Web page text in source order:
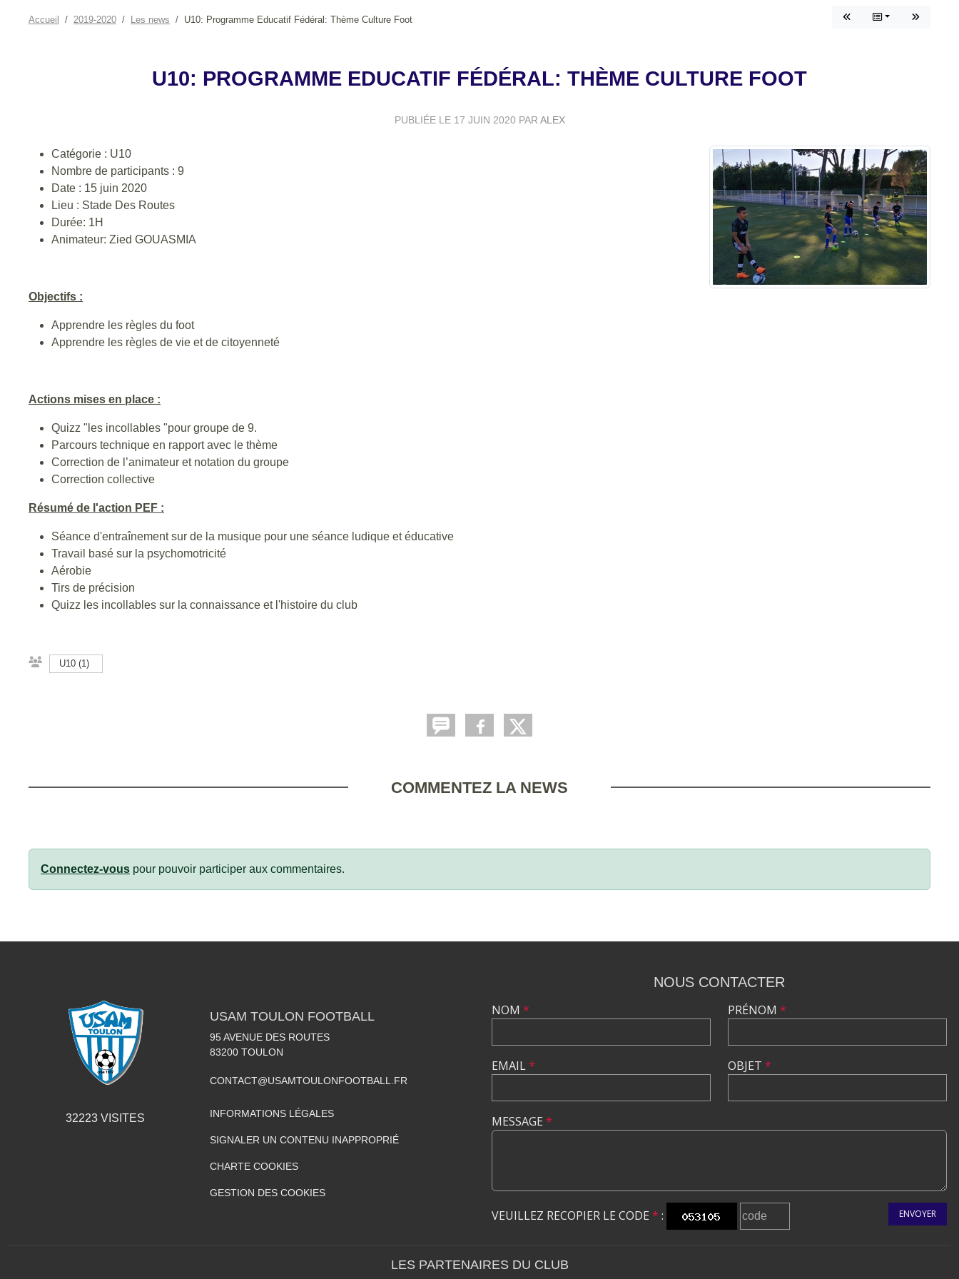
Accueil 2019-2020 Les news U10: Programme Educatif Fédéral: Thème Culture Foot
U10: PROGRAMME EDUCATIF FÉDÉRAL: THÈME CULTURE FOOT
PUBLIÉE LE 17 JUIN 2020 PAR ALEX
Catégorie : U10
Nombre de participants : 9
Date : 15 juin 2020
Lieu : Stade Des Routes
Durée: 1H
Animateur: Zied GOUASMIA
Objectifs :
Apprendre les règles du foot
Apprendre les règles de vie et de citoyenneté
Actions mises en place :
Quizz "les incollables "pour groupe de 9.
Parcours technique en rapport avec le thème
Correction de l’animateur et notation du groupe
Correction collective
Résumé de l'action PEF :
Séance d'entraînement sur de la musique pour une séance ludique et éducative
Travail basé sur la psychomotricité
Aérobie
Tirs de précision
Quizz les incollables sur la connaissance et l'histoire du club
U10 (1)
COMMENTEZ LA NEWS
Connectez-vous pour pouvoir participer aux commentaires.
32223VISITES
USAM TOULON FOOTBALL
95 AVENUE DES ROUTES
83200 TOULON
CONTACT@USAMTOULONFOOTBALL.FR
INFORMATIONS LÉGALES
SIGNALER UN CONTENU INAPPROPRIÉ
CHARTE COOKIES
GESTION DES COOKIES
NOUS CONTACTER
NOM *
EMAIL*
PRÉNOM *
OBJET *
MESSAGE *
VEUILLEZ RECOPIER LE CODE * : ENVOYER
LES PARTENAIRES DU CLUB